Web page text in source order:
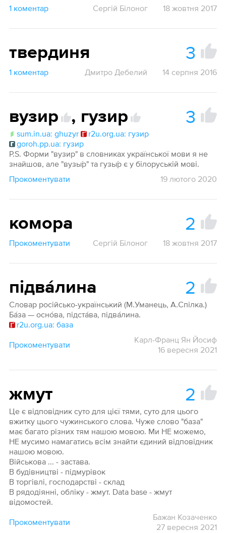
1 коментар Сергій Білоног 18 жовтня 2017
твердиня 3
1 коментар Дмитро Дебелий 14 серпня 2016
вузир , гузир 3
sum.in.ua: ghuzyr
r2u.org.ua: гузир
goroh.pp.ua: гузир
P.S. Форми "вузир" в словниках української мови я не
знайшов, але "вузы́р" та гузы́р є у білоруській мові.
Прокоментувати
19 лютого 2020
комора 2
Прокоментувати Сергій Білоног 18 жовтня 2017
підва́лина 2
Словар російсько-український (М.Уманець, А.Спілка.)
Ба́за — осно́ва, підста́ва, підва́лина.
r2u.org.ua: база
Прокоментувати
Карл-Франц Ян Йосиф
16 вересня 2021
жмут 2
Це є відповідник суто для цієї тями, суто для цього
вжитку цього чужинського слова. Чуже слово "база"
має багато різних тям нашою мовою. Ми НЕ можемо,
НЕ мусимо намагатись всім знайти єдиний відповідник
нашою мовою.
Військова ... - застава.
В будівництві - підмурівок
В торгівлі, господарстві - склад
В рядодіянні, обліку - жмут. Data base - жмут
відомостей.
Прокоментувати
Бажан Козаченко
27 вересня 2021